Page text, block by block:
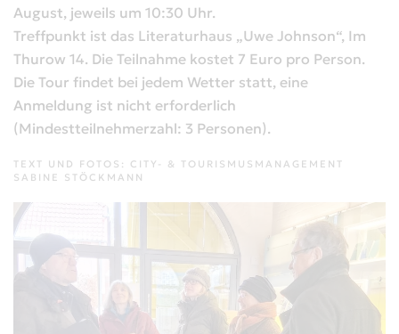
August, jeweils um 10:30 Uhr.
Treffpunkt ist das Literaturhaus „Uwe Johnson“, Im
Thurow 14. Die Teilnahme kostet 7 Euro pro Person.
Die Tour findet bei jedem Wetter statt, eine
Anmeldung ist nicht erforderlich
(Mindestteilnehmerzahl: 3 Personen).
TEXT UND FOTOS: CITY- & TOURISMUSMANAGEMENT
SABINE STÖCKMANN